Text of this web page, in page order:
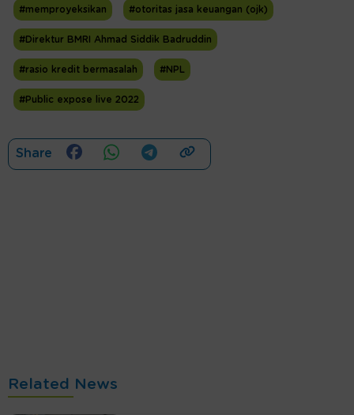
#memproyeksikan #otoritas jasa keuangan (ojk)
#Direktur BMRI Ahmad Siddik Badruddin
#rasio kredit bermasalah #NPL
#Public expose live 2022
Share
Related News